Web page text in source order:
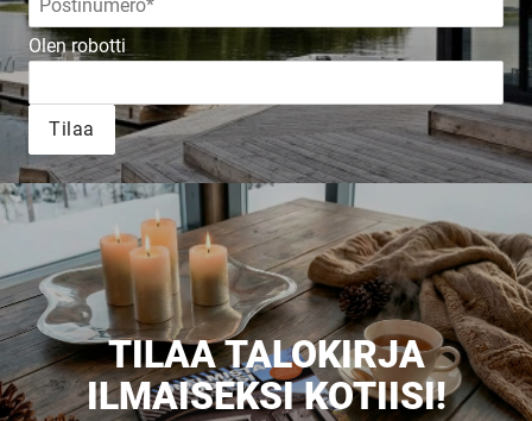
Olen robotti
Tilaa
TILAA TALOKIRJA
ILMAISEKSI KOTIISI!
Tilaa esite